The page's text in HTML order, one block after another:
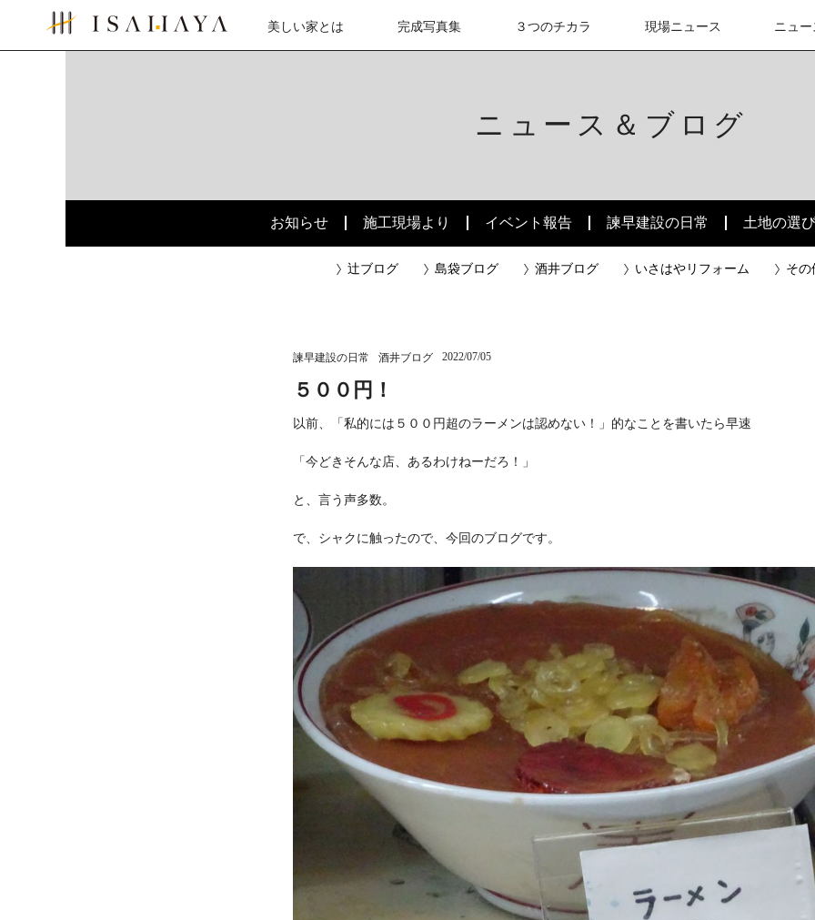
美しい家とは 完成写真集 ３つのチカラ 現場ニュース ニュ
ニュース＆ブログ
お知らせ 施工現場より イベント報告 諫早建設の日常 土地の選
辻ブログ 島袋ブログ 酒井ブログ いさはやリフォーム その
諫早建設の日常 酒井ブログ 2022/07/05
５００円！
以前、「私的には５００円超のラーメンは認めない！」的なことを書いたら早速
「今どきそんな店、あるわけねーだろ！」
と、言う声多数。
で、シャクに触ったので、今回のブログです。